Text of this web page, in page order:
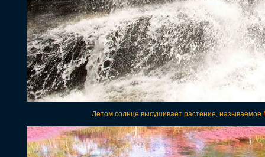
Летом солнце высушивает растение,